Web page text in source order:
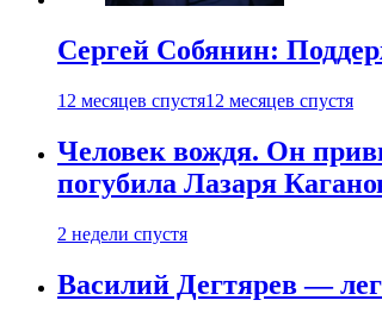
Сергей Собянин:
12 месяцев спустя12 месяцев спустя
Человек вождя. Он
погубила Лазаря
2 недели спустя
Василий Дегтярев —